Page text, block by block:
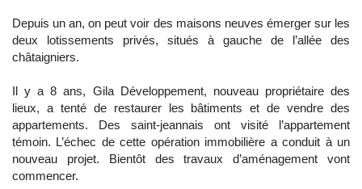
Depuis un an, on peut voir des maisons neuves émerger sur les
deux lotissements privés, situés à gauche de l’allée des
châtaigniers.
Il y a 8 ans, Gila Développement, nouveau propriétaire des
lieux, a tenté de restaurer les bâtiments et de vendre des
appartements. Des saint-jeannais ont visité l’appartement
témoin. L’échec de cette opération immobilière a conduit à un
nouveau projet. Bientôt des travaux d’aménagement vont
commencer.